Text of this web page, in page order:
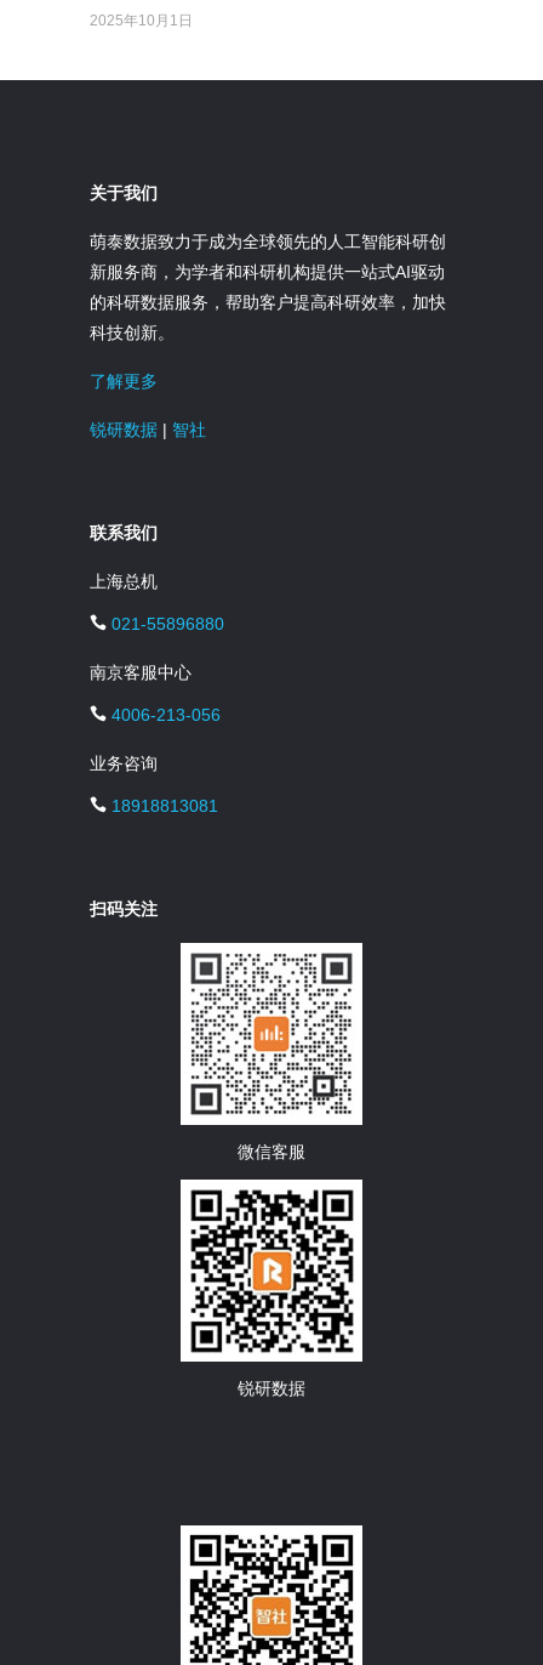
2025年10月1日
关于我们
萌泰数据致力于成为全球领先的人工智能科研创
新服务商，为学者和科研机构提供一站式AI驱动
的科研数据服务，帮助客户提高科研效率，加快
科技创新。
了解更多
锐研数据 | 智社
联系我们
上海总机
021-55896880
南京客服中心
4006-213-056
业务咨询
18918813081
扫码关注
微信客服
锐研数据